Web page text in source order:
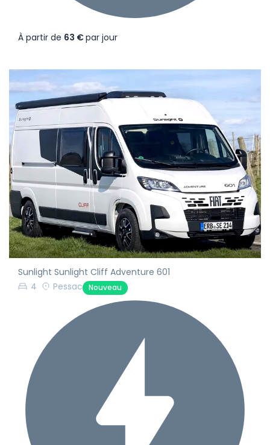
À partir de 63 €par jour
Sunlight Sunlight Cliff Adventure 601
4
Pessac Nouveau